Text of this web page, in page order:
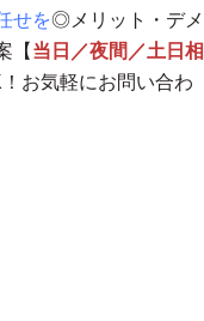
せを◎メリット・デメ
【 当日／夜間／土日相
お気軽にお問い合わ